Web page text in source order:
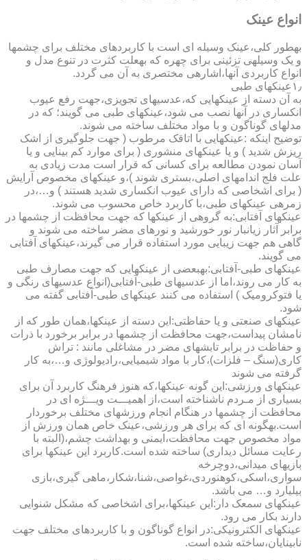
انواع عینک
به­طور کلی،عینک وسیله ای است با کاربردهای مختلف برای چشمها
و یک وسیله­ی تزئینی برای چهره که به­علت کثرت در تنوع مدل و
انواع کاربردی آنها،اشاره­ی مختصری به آن می گردد.
۱٫عینکهای طبی
به آن دسته از عینکهایی که،عدسیهای تجویزی،جهت رفع عیوب
انکساری در آنها نصب می شود،عینکهای طبی می گویند؛ که در
مدلهای گوناگون و با مواد مختلف ساخته می شوند.
توضیح اینکه :عینکهایی با اتاقک مرطوب ( جهت جلوگیری از اشک
ریزش شدید ) و یا عینکهای منشوری ( برای موارد کم بینایی و یا
آسان نمودن مطالعه برای کسانی که قرار است مدت زیادی به
علت فلج اندامهای اصلی،بستری شوند )،و عینکهای مخصوص آرایش
( برای اشخاصی که دارای عیوب انکساری شدید هستند ) و…،در
زمره­ی عینکهای طبی،با کاربرد خاص محسوب می شوند.
عینکهای آفتابی:به گروهی از عینکها که جهت محافظت از چشمها در
برابر آثار زیانبار نور خورشید و نورهای مضر ساخته می شوند و
گاهی هم جهت زیبایی مورد استفاده قرار می گیرند،عینکهای آفتابی
می گویند.
عینکهای طبی-آفتابی:به­بعضی از عینکهایی که جهت مصارف طبی
به کار می روند،اما از عدسیهای طبی-آفتابی(انواع عدسیهای رنگی و
یا فتوکرومیک ) استفاده می کنند عینکهای طبی-آفتابی گفته می
شود.
عینکهای صنعتی و یا حفاظتی:این دسته از عینکها،همان طور که از
نامشان پیداست،جهت محافظت از چشمها در برابر برخورد با ذرات
و حفاظت در برابر تابشهای مضر در مشاغلی مانند : تراش
کاری(سنگ – فلزات)،کار با مواد شیمیایی،رادیولوژی و…،به کار
گرفته می شوند
عینکهای ورزشی:این گونه عینکها،که هنوز فرهنگ کاربرد آن برای
بسیاری از مـردم ناشناخته است،از اهمیـــت ویـــژه ای در
محافظت از چشمها در هنگام انجام ورزشهای مختلف برخوردار
است.به­گونه ای که برای هر ورزشی،عینک خاص همان ورزش از
مواد مخصوص جهت محافظت،ایمنی و بهداشت چشم،(البته با
رعایت مسائل دیداری) ساخته شده است.کاربرد این عینکها برای
بازیهای میدانی،دوچرخه
سواری،اسکی،کوهنوردی،غواصی،شنا،شکار،ماهی گیری،بازی
بیلیارد و… می باشد.
عینکهای سمعک دار:این عینکها،برای اشخاصی که مشکل شنوایی
دارند بکار می رود.
عینکهای الکترونیکی:در انواع گوناگون و با کاربردهای مختلف جهت
نابینایان،ساخته شده است.